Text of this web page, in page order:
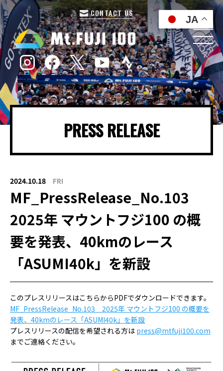
CONTACT US
PRESS RELEASE
2024.10.18 FRI
MF_PressRelease_No.103
2025年 マウントフジ100 の概
要を発表、40kmのレース
「ASUMI40k」を新設
このプレスリリースはこちらからPDFでダウンロードできます。
MF_PressRelease_No.103 2025年 マウントフジ100 の概要を
発表、40kmのレース「ASUMI40k」を新設
プレスリリースの配信を希望される方は press@mtfuji100.com
までご連絡ください。
JA